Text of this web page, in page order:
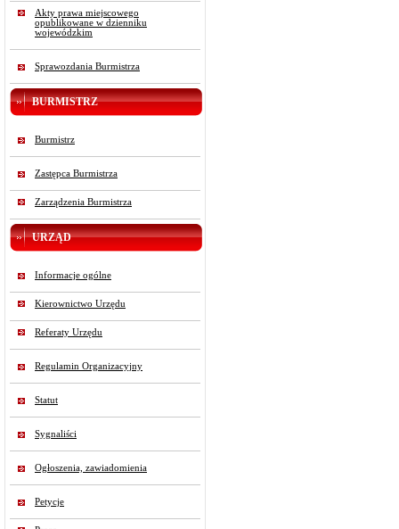
Akty prawa miejscowego
opublikowane w dzienniku
wojewódzkim
Sprawozdania Burmistrza
BURMISTRZ
Burmistrz
Zastępca Burmistrza
Zarządzenia Burmistrza
URZĄD
Informacje ogólne
Kierownictwo Urzędu
Referaty Urzędu
Regulamin Organizacyjny
Statut
Sygnaliści
Ogłoszenia, zawiadomienia
Petycje